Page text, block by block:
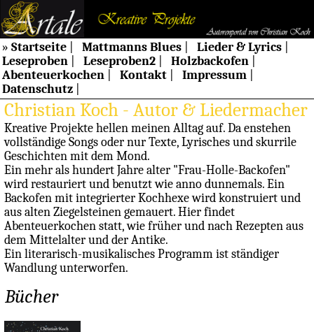
» Startseite Mattmanns Blues Lieder & Lyrics
Leseproben
Leseproben2 Holzbackofen
Abenteuerkochen
Kontakt Impressum
Datenschutz
Christian Koch - Autor & Liedermacher
Kreative Projekte hellen meinen Alltag auf. Da enstehen
vollständige Songs oder nur Texte, Lyrisches und skurrile
Geschichten mit dem Mond.
Ein mehr als hundert Jahre alter "Frau-Holle-Backofen"
wird restauriert und benutzt wie anno dunnemals. Ein
Backofen mit integrierter Kochhexe wird konstruiert und
aus alten Ziegelsteinen gemauert. Hier findet
Abenteuerkochen statt, wie früher und nach Rezepten aus
dem Mittelalter und der Antike.
Ein literarisch-musikalisches Programm ist ständiger
Wandlung unterworfen.
Bücher